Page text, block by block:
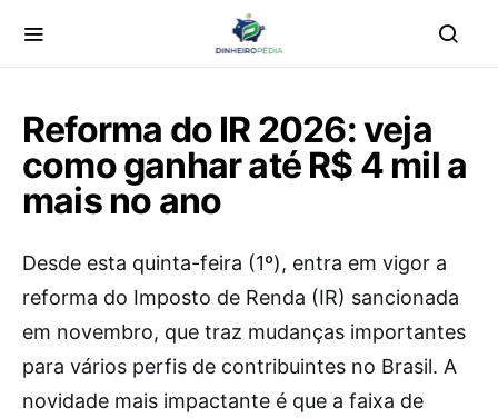
Reforma do IR 2026: veja
como ganhar até R$ 4 mil a
mais no ano
Desde esta quinta-feira (1º), entra em vigor a
reforma do Imposto de Renda (IR) sancionada
em novembro, que traz mudanças importantes
para vários perfis de contribuintes no Brasil. A
novidade mais impactante é que a faixa de